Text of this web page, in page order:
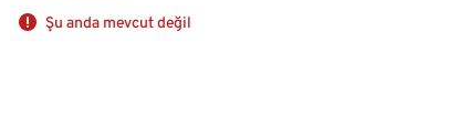
Şu anda mevcut değil